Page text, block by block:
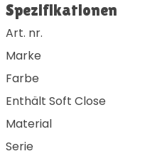
Spezifikationen
Art. nr.
Marke
Farbe
Enthält Soft Close
Material
Serie